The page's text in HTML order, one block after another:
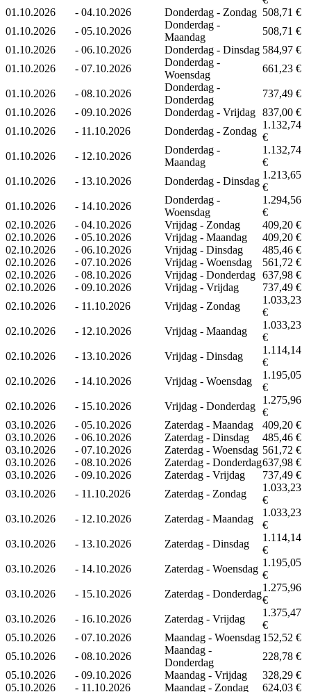
01.10.2026
- 04.10.2026 Donderdag - Zondag 508,71 €
01.10.2026
- 05.10.2026
Donderdag -
Maandag
508,71 €
01.10.2026
- 06.10.2026 Donderdag - Dinsdag 584,97 €
01.10.2026
- 07.10.2026
Donderdag -
Woensdag
661,23 €
01.10.2026 - 08.10.2026
Donderdag -
Donderdag
737,49 €
01.10.2026
- 09.10.2026 Donderdag - Vrijdag 837,00 €
01.10.2026
- 11.10.2026 Donderdag - Zondag
1.132,74
€
01.10.2026
- 12.10.2026
Donderdag -
Maandag
1.132,74
€
01.10.2026
- 13.10.2026 Donderdag - Dinsdag
1.213,65
€
01.10.2026
- 14.10.2026
Donderdag -
Woensdag
1.294,56
€
02.10.2026
- 04.10.2026 Vrijdag - Zondag
409,20 €
02.10.2026
- 05.10.2026 Vrijdag - Maandag
409,20 €
02.10.2026
- 06.10.2026 Vrijdag - Dinsdag
485,46 €
02.10.2026
- 07.10.2026 Vrijdag - Woensdag
561,72 €
02.10.2026
- 08.10.2026 Vrijdag - Donderdag 637,98 €
02.10.2026
- 09.10.2026 Vrijdag - Vrijdag
737,49 €
02.10.2026
- 11.10.2026 Vrijdag - Zondag
1.033,23
€
02.10.2026
- 12.10.2026 Vrijdag - Maandag
1.033,23
€
02.10.2026
- 13.10.2026 Vrijdag - Dinsdag
1.114,14
€
02.10.2026
- 14.10.2026 Vrijdag - Woensdag
1.195,05
€
02.10.2026
- 15.10.2026 Vrijdag - Donderdag
1.275,96
€
03.10.2026
- 05.10.2026 Zaterdag - Maandag
409,20 €
03.10.2026
- 06.10.2026 Zaterdag - Dinsdag
485,46 €
03.10.2026
- 07.10.2026 Zaterdag - Woensdag 561,72 €
03.10.2026
- 08.10.2026 Zaterdag - Donderdag637,98 €
03.10.2026
- 09.10.2026 Zaterdag - Vrijdag
737,49 €
03.10.2026
- 11.10.2026 Zaterdag - Zondag
1.033,23
€
03.10.2026
- 12.10.2026 Zaterdag - Maandag
1.033,23
€
03.10.2026
- 13.10.2026 Zaterdag - Dinsdag
1.114,14
€
03.10.2026
- 14.10.2026 Zaterdag - Woensdag
1.195,05
€
03.10.2026
- 15.10.2026 Zaterdag - Donderdag
1.275,96
€
03.10.2026
- 16.10.2026 Zaterdag - Vrijdag
1.375,47
€
05.10.2026
- 07.10.2026 Maandag - Woensdag 152,52 €
05.10.2026
- 08.10.2026
Maandag -
Donderdag
228,78 €
05.10.2026
- 09.10.2026 Maandag - Vrijdag
328,29 €
05.10.2026
- 11.10.2026 Maandag - Zondag 624,03 €